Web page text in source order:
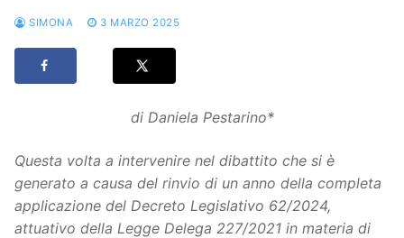
SIMONA 3 MARZO 2025
di Daniela Pestarino*
Questa volta a intervenire nel dibattito che si è
generato a causa del rinvio di un anno della completa
applicazione del Decreto Legislativo 62/2024,
attuativo della Legge Delega 227/2021 in materia di